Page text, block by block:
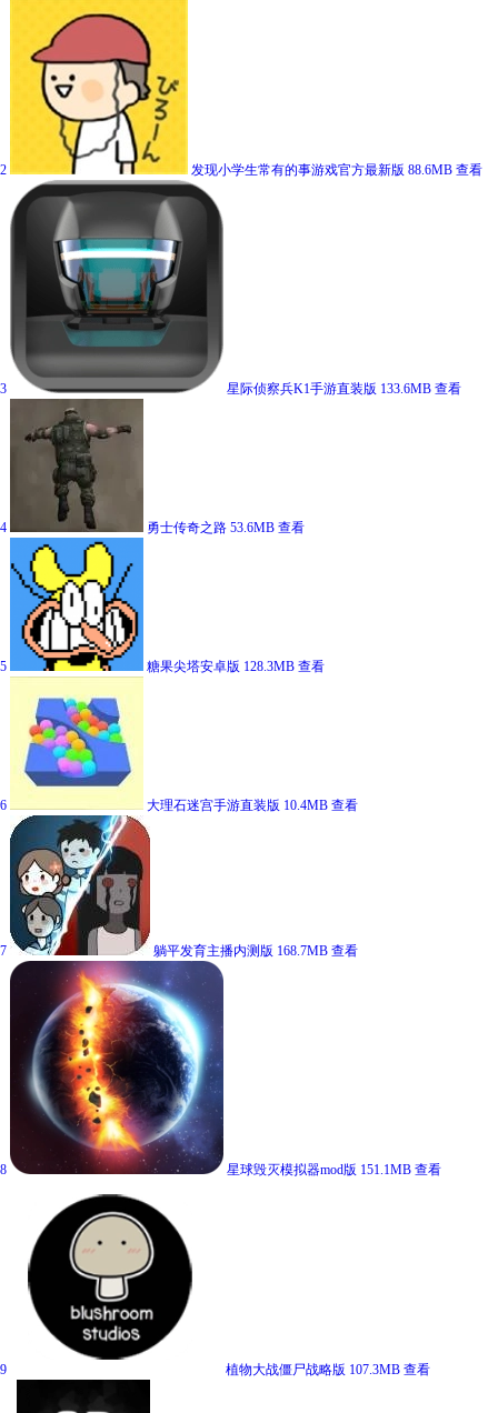
2 发现小学生常有的事游戏官方最新版 88.6MB 查看
3 星际侦察兵K1手游直装版 133.6MB 查看
4 勇士传奇之路 53.6MB 查看
5 糖果尖塔安卓版 128.3MB 查看
6 大理石迷宫手游直装版 10.4MB 查看
7 躺平发育主播内测版 168.7MB 查看
8 星球毁灭模拟器mod版 151.1MB 查看
9 植物大战僵尸战略版 107.3MB 查看